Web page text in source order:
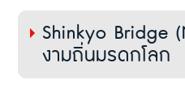
Shinkyo Bridge
งามถิ่นมรดกโลก